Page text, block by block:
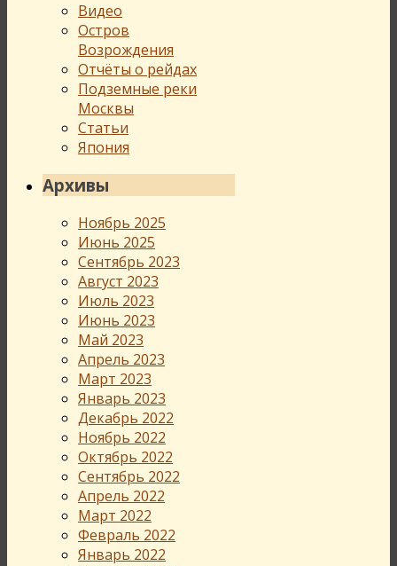
Видео
Остров
Возрождения
Отчёты о рейдах
Подземные реки
Москвы
Статьи
Япония
Архивы
Ноябрь 2025
Июнь 2025
Сентябрь 2023
Август 2023
Июль 2023
Июнь 2023
Май 2023
Апрель 2023
Март 2023
Январь 2023
Декабрь 2022
Ноябрь 2022
Октябрь 2022
Сентябрь 2022
Апрель 2022
Март 2022
Февраль 2022
Январь 2022